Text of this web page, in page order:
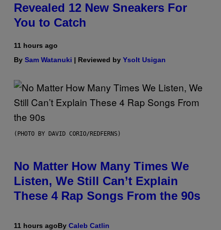
Revealed 12 New Sneakers For
You to Catch
11 hours ago
By Sam Watanuki | Reviewed by Ysolt Usigan
(PHOTO BY DAVID CORIO/REDFERNS)
No Matter How Many Times We
Listen, We Still Can’t Explain
These 4 Rap Songs From the 90s
11 hours agoBy Caleb Catlin